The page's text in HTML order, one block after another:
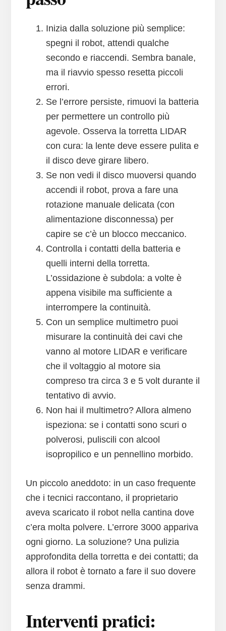
Inizia dalla soluzione più semplice:
spegni il robot, attendi qualche
secondo e riaccendi. Sembra banale,
ma il riavvio spesso resetta piccoli
errori.
Se l’errore persiste, rimuovi la batteria
per permettere un controllo più
agevole. Osserva la torretta LIDAR
con cura: la lente deve essere pulita e
il disco deve girare libero.
Se non vedi il disco muoversi quando
accendi il robot, prova a fare una
rotazione manuale delicata (con
alimentazione disconnessa) per
capire se c’è un blocco meccanico.
Controlla i contatti della batteria e
quelli interni della torretta.
L’ossidazione è subdola: a volte è
appena visibile ma sufficiente a
interrompere la continuità.
Con un semplice multimetro puoi
misurare la continuità dei cavi che
vanno al motore LIDAR e verificare
che il voltaggio al motore sia
compreso tra circa 3 e 5 volt durante il
tentativo di avvio.
Non hai il multimetro? Allora almeno
ispeziona: se i contatti sono scuri o
polverosi, puliscili con alcool
isopropilico e un pennellino morbido.
Un piccolo aneddoto: in un caso frequente
che i tecnici raccontano, il proprietario
aveva scaricato il robot nella cantina dove
c’era molta polvere. L’errore 3000 appariva
ogni giorno. La soluzione? Una pulizia
approfondita della torretta e dei contatti; da
allora il robot è tornato a fare il suo dovere
senza drammi.
Interventi pratici: